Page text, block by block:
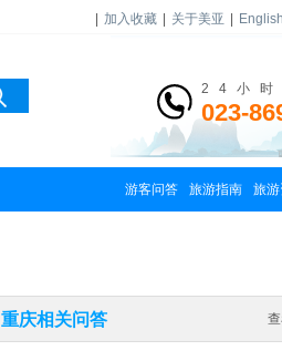
加入收藏 关于美亚 English
24小时
023-
游客问答 旅游指南 旅
重庆相关问答